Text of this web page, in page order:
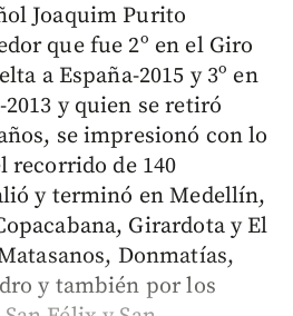
Joaquim Purito
que fue 2º en el Giro
a España-2015 y 3º en
y quien se retiró
se impresionó con lo
recorrido de 140
y terminó en Medellín,
Girardota y El
Donmatías,
y también por los